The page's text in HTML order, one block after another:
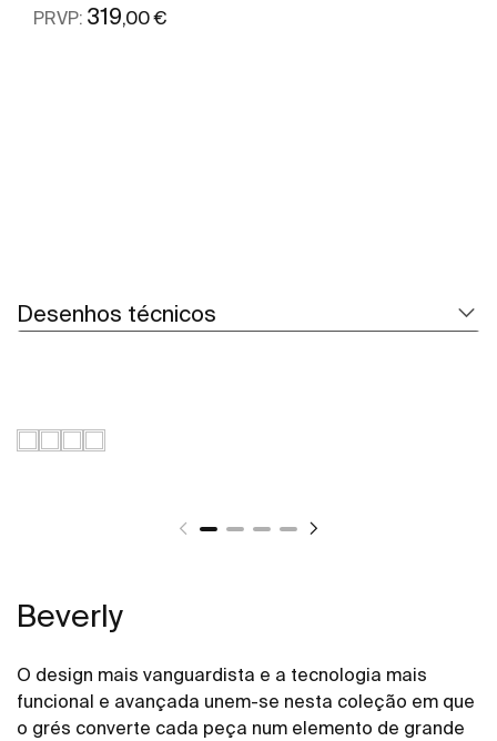
PRVP: 319,00 €
Desenhos técnicos
Beverly
O design mais vanguardista e a tecnologia mais
funcional e avançada unem-se nesta coleção em que
o grés converte cada peça num elemento de grande